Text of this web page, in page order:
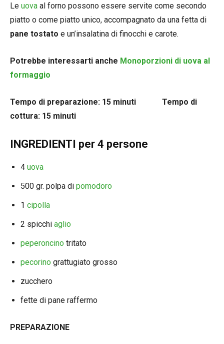
Le uova al forno possono essere servite come secondo
piatto o come piatto unico, accompagnato da una fetta di
pane tostato e un’insalatina di finocchi e carote.
Potrebbe interessarti anche Monoporzioni di uova al
formaggio
Tempo di preparazione: 15 minuti Tempo di
cottura: 15 minuti
INGREDIENTI per 4 persone
4 uova
500 gr. polpa di pomodoro
1 cipolla
2 spicchi aglio
peperoncino tritato
pecorino grattugiato grosso
zucchero
fette di pane raffermo
PREPARAZIONE